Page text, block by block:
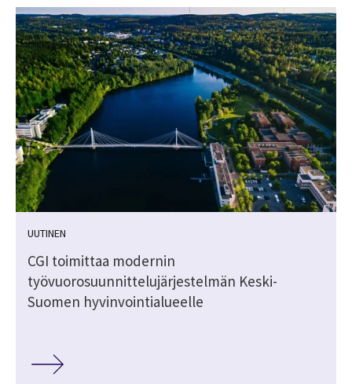
UUTINEN
CGI toimittaa modernin
työvuorosuunnittelujärjestelmän Keski-
Suomen hyvinvointialueelle